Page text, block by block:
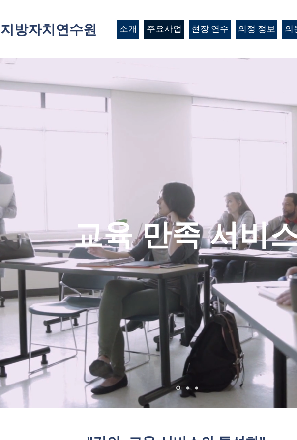
방자치연수원 소개 주요사업 현장 연수 의정 정보 의
교육 만족 서비